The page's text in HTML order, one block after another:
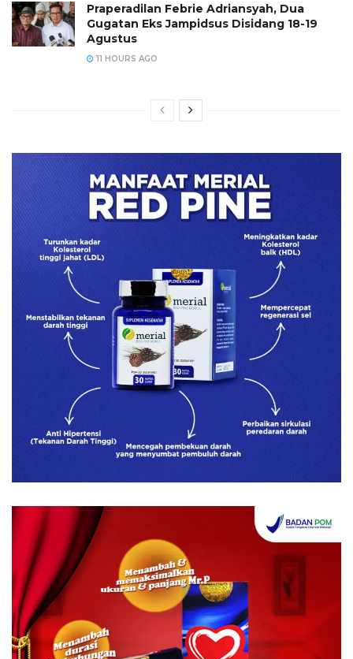
Praperadilan Febrie Adriansyah, Dua
Gugatan Eks Jampidsus Disidang 18-19
Agustus
11 HOURS AGO